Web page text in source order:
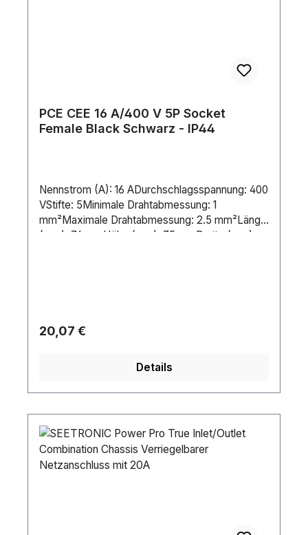
PCE CEE 16 A/400 V 5P Socket
Female Black Schwarz - IP44
Nennstrom (A): 16 ADurchschlagsspannung: 400
VStifte: 5Minimale Drahtabmessung: 1
mm²Maximale Drahtabmessung: 2.5 mm²Länge
(mm): 76 mmHöhe (mm): 75 mmBreite (mm):
Regulärer Preis:
20,07 €
Details